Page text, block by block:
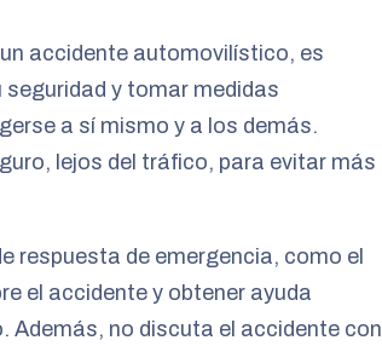
accidente automovilístico, es
y tomar medidas
a sí mismo y a los demás.
lejos del tráfico, para evitar más
respuesta de emergencia, como el
el accidente y obtener ayuda
Además, no discuta el accidente con